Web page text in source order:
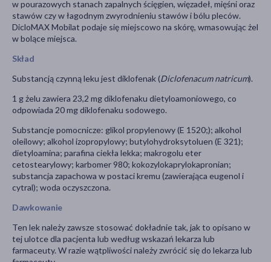
w pourazowych stanach zapalnych ścięgien, więzadeł, mięśni oraz
stawów czy w łagodnym zwyrodnieniu stawów i bólu pleców.
DicloMAX Mobilat podaje się miejscowo na skórę, wmasowując żel
w bolące miejsca.
Skład
Substancją czynną leku jest diklofenak (Diclofenacum natricum).
1 g żelu zawiera 23,2 mg diklofenaku dietyloamoniowego, co
odpowiada 20 mg diklofenaku sodowego.
Substancje pomocnicze: glikol propylenowy (E 1520;); alkohol
oleilowy; alkohol izopropylowy; butylohydroksytoluen (E 321);
dietyloamina; parafina ciekła lekka; makrogolu eter
cetostearylowy; karbomer 980; kokozylokaprylokapronian;
substancja zapachowa w postaci kremu (zawierająca eugenol i
cytral); woda oczyszczona.
Dawkowanie
Ten lek należy zawsze stosować dokładnie tak, jak to opisano w
tej ulotce dla pacjenta lub według wskazań lekarza lub
farmaceuty. W razie wątpliwości należy zwrócić się do lekarza lub